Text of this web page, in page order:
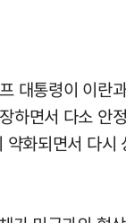
대통령이 이란
하면서 다소 안
약화되면서 다시